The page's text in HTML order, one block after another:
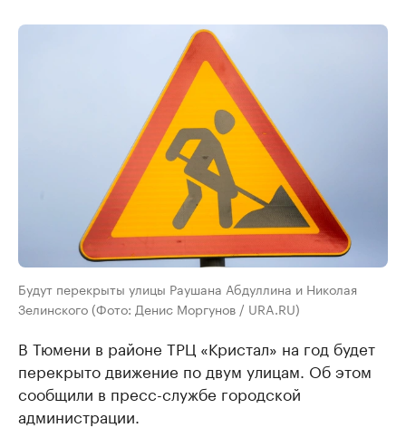
Будут перекрыты улицы Раушана Абдуллина и Николая
Зелинского (Фото: Денис Моргунов / URA.RU)
В Тюмени в районе ТРЦ «Кристал» на год будет
перекрыто движение по двум улицам. Об этом
сообщили в пресс-службе городской
администрации.